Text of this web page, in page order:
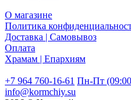
О магазине
Политика
Доставка | Самовывоз
Оплата
Храмам | Епархиям
+7 964 760-16-61 Пн-Пт
info@kormchiy.su